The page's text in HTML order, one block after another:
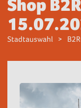
Shop
Stadtauswahl